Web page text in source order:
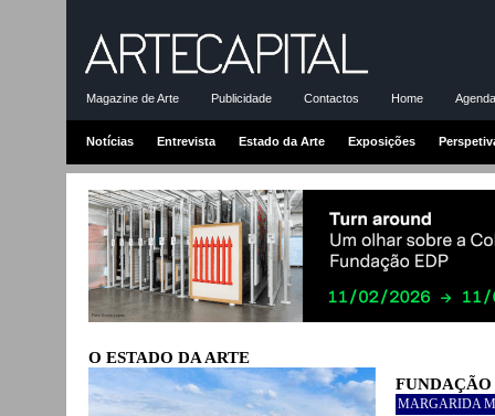
Magazine de Arte Publicidade Contactos Home
Notícias Entrevista Estado da Arte Exposições
O ESTADO DA ARTE
MARGARIDA